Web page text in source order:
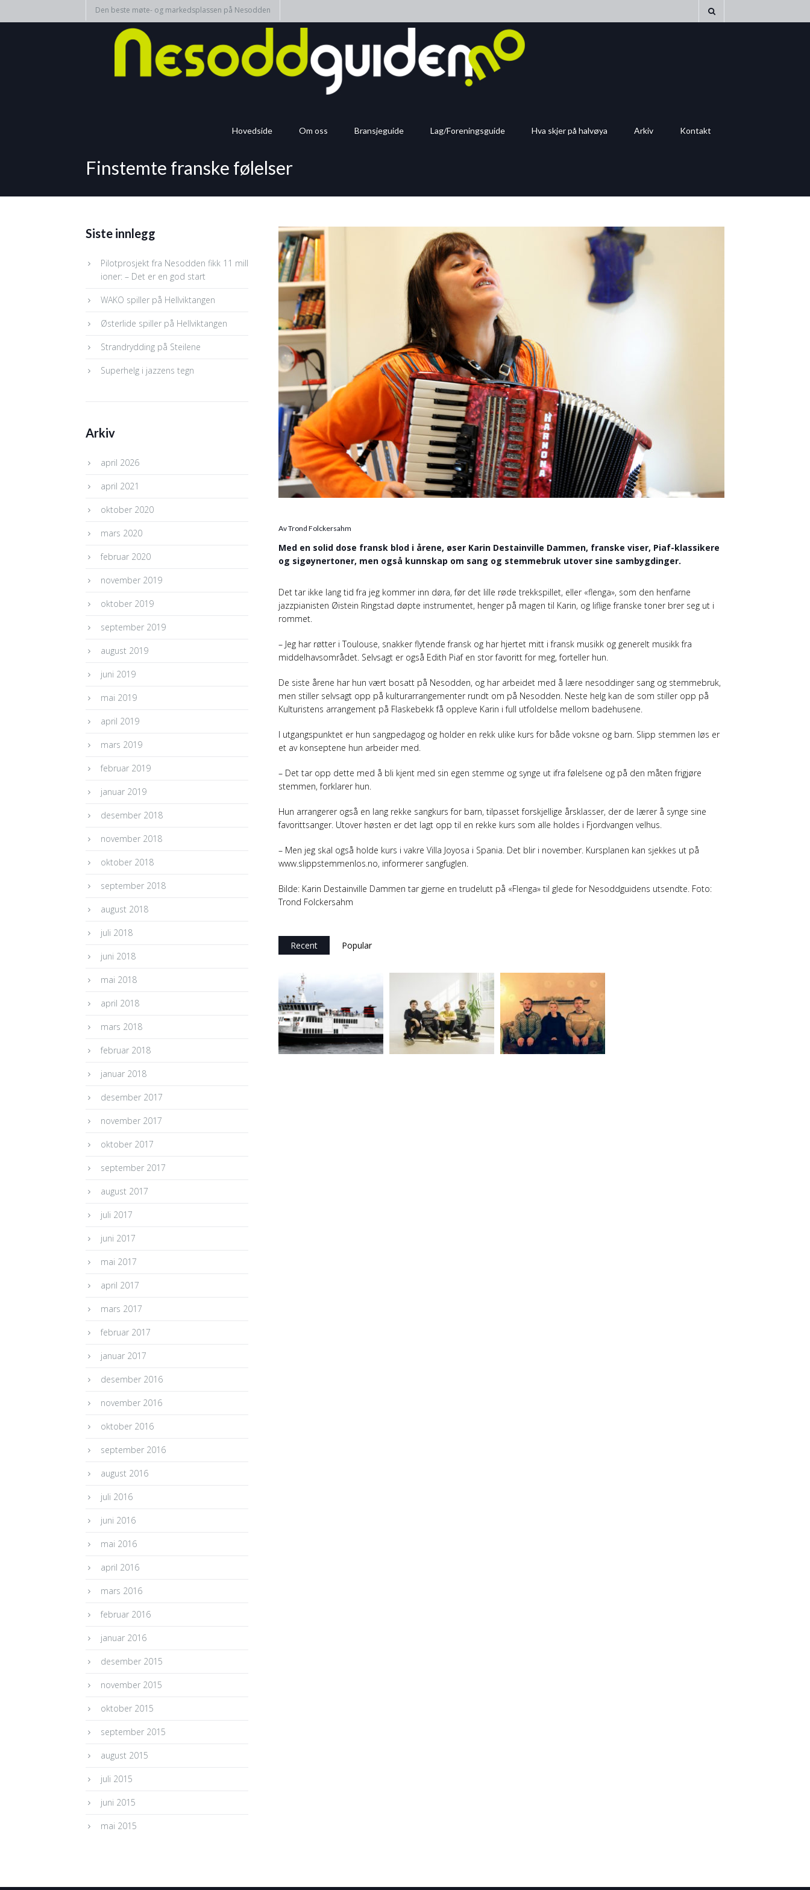
Den beste møte- og markedsplassen på Nesodden
Hovedside Om oss Bransjeguide Lag/Foreningsguide Hva skjer på halvøya Arkiv Kontakt
Finstemte franske følelser
Av Trond Folckersahm
Med en solid dose fransk blod i årene, øser Karin Destainville Dammen, franske viser, Piaf-klassikere
og sigøynertoner, men også kunnskap om sang og stemmebruk utover sine sambygdinger.
Det tar ikke lang tid fra jeg kommer inn døra, før det lille røde trekkspillet, eller «flenga», som den henfarne
jazzpianisten Øistein Ringstad døpte instrumentet, henger på magen til Karin, og liflige franske toner brer seg ut i
rommet.
– Jeg har røtter i Toulouse, snakker flytende fransk og har hjertet mitt i fransk musikk og generelt musikk fra
middelhavsområdet. Selvsagt er også Edith Piaf en stor favoritt for meg, forteller hun.
De siste årene har hun vært bosatt på Nesodden, og har arbeidet med å lære nesoddinger sang og stemmebruk,
men stiller selvsagt opp på kulturarrangementer rundt om på Nesodden. Neste helg kan de som stiller opp på
Kulturistens arrangement på Flaskebekk få oppleve Karin i full utfoldelse mellom badehusene.
I utgangspunktet er hun sangpedagog og holder en rekk ulike kurs for både voksne og barn. Slipp stemmen løs er
et av konseptene hun arbeider med.
– Det tar opp dette med å bli kjent med sin egen stemme og synge ut ifra følelsene og på den måten frigjøre
stemmen, forklarer hun.
Hun arrangerer også en lang rekke sangkurs for barn, tilpasset forskjellige årsklasser, der de lærer å synge sine
favorittsanger. Utover høsten er det lagt opp til en rekke kurs som alle holdes i Fjordvangen velhus.
– Men jeg skal også holde kurs i vakre Villa Joyosa i Spania. Det blir i november. Kursplanen kan sjekkes ut på
www.slippstemmenlos.no, informerer sangfuglen.
Bilde: Karin Destainville Dammen tar gjerne en trudelutt på «Flenga» til glede for Nesoddguidens utsendte. Foto:
Trond Folckersahm
Recent Popular
Siste innlegg
Pilotprosjekt fra Nesodden fikk 11 mill
ioner: – Det er en god start
WAKO spiller på Hellviktangen
Østerlide spiller på Hellviktangen
Strandrydding på Steilene
Superhelg i jazzens tegn
Arkiv
april 2026
april 2021
oktober 2020
mars 2020
februar 2020
november 2019
oktober 2019
september 2019
august 2019
juni 2019
mai 2019
april 2019
mars 2019
februar 2019
januar 2019
desember 2018
november 2018
oktober 2018
september 2018
august 2018
juli 2018
juni 2018
mai 2018
april 2018
mars 2018
februar 2018
januar 2018
desember 2017
november 2017
oktober 2017
september 2017
august 2017
juli 2017
juni 2017
mai 2017
april 2017
mars 2017
februar 2017
januar 2017
desember 2016
november 2016
oktober 2016
september 2016
august 2016
juli 2016
juni 2016
mai 2016
april 2016
mars 2016
februar 2016
januar 2016
desember 2015
november 2015
oktober 2015
september 2015
august 2015
juli 2015
juni 2015
mai 2015